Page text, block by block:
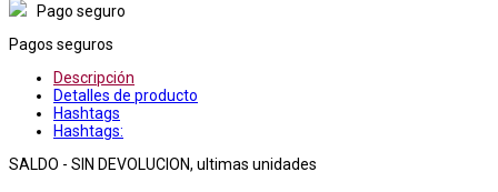
Pago seguro
Pagos seguros
Descripción
Detalles de producto
Hashtags
Hashtags:
SALDO - SIN DEVOLUCION, ultimas unidades